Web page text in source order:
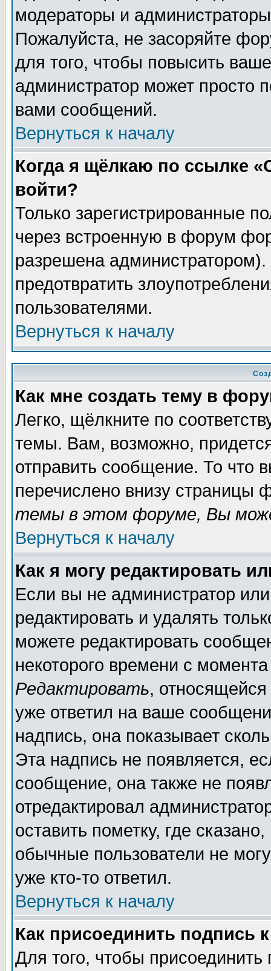
модераторы и
Пожалуйста, не засоряйте
для того, чтобы повысить
администратор может просто
вами сообщений.
Вернуться к началу
Когда я щёлкаю по ссылке
войти?
Только зарегистрированные
через встроенную в форум
разрешена
предотвратить
пользователями.
Вернуться к началу
Как мне создать тему в
Легко, щёлкните по
темы. Вам, возможно,
отправить сообщение. То что
перечислено внизу страницы
темы в этом форуме, Вы
Вернуться к началу
Как я могу редактировать
Если вы не администратор
редактировать и удалять
можете редактировать
некоторого времени с
Редактировать,
уже ответил на ваше
надпись, она показывает
Эта надпись не появляется,
сообщение, она также не
отредактировал
оставить пометку, где
обычные пользователи не
уже кто-то ответил.
Вернуться к началу
Как присоединить подпись
Для того, чтобы